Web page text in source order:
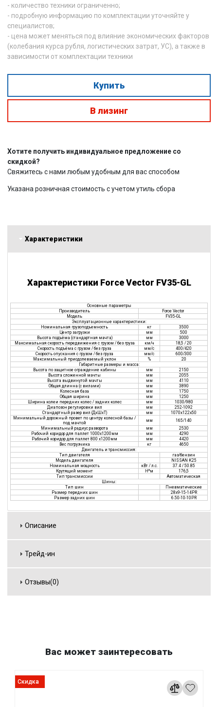
- количество техники ограниченно;
- подробную информацию по комплектации уточняйте у
специалистов;
- цена может меняться под влияние экономических факторов
(колебания курса рубля, логистических затрат, УС), а также в
зависимости от комплектации техники
Купить
В лизинг
Хотите получить индивидуальное предложение со
скидкой?
Свяжитесь с нами любым удобным для вас способом
Указана розничная стоимость с учетом утиль сбора
Характеристики
Характеристики Force Vector FV35-GL
Основные параметры
Производитель
Force Vector
Модель
FV35-GL
Эксплуатационные характеристики:
Номинальная грузоподъемность
кг
3500
Центр загрузки
мм
500
Высота подъёма (стандартная мачта)
мм
3000
Максимальная скорость передвижения с грузом / без груза
км/ч
18,5 / 20
Скорость подъёма с грузом / без груза
мм/с
400/420
Скорость опускания с грузом / без груза
мм/с
600/300
Максимальный приодолеваемый уклон
%
20
Габаритные размеры и масса:
Высота по защитное ограждение кабины
мм
2150
Высота сложенной мачты
мм
2055
Высота выдвинутой мачты
мм
4110
Общая длинна (с вилами)
мм
3890
Колесная база
мм
1750
Общая ширина
мм
1250
Ширина колеи передних колес / задних колес
мм
1030/980
Диапозон регулировки вил
мм
252-1092
Стандартный разер вил (ДxШxТ)
мм
1070x122x50
Минимальный дорожный провет по центру колесной базы /
под мачтой
мм
165/140
Минимальный радиус разворота
мм
2530
Рабочий коридор для паллет 1000х1200мм
мм
4290
Рабочий коридор для паллет 800 х1200мм
мм
4420
Вес погрузчика
кг
4650
Двигатель и трансмиссия:
Тип двигателя
газ/бензин
Модель двигателя
NISSAN K25
Номинальная мощность
кВт / л.с.
37.4 / 50.85
Крутящий момент
Н*м
176,5
Тип трансмиссии
Автоматическая
Шины:
Тип шин
Пневматические
Размер передних шин
28х9-15-14PR
Размер задних шин
6.50-10-10PR
Описание
Трейд-ин
Отзывы(0)
Вас может заинтересовать
Скидка